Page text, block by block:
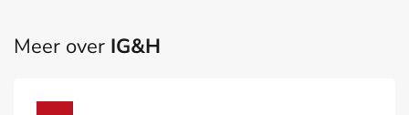
Meer over IG&H